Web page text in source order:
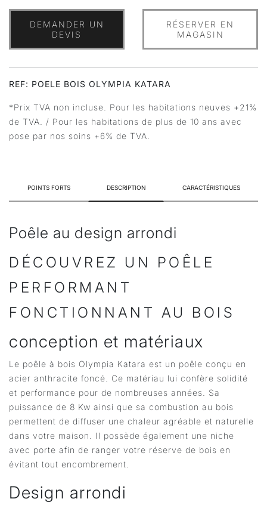
DEMANDER UN
DEVIS
RÉSERVER EN
MAGASIN
REF: POELE BOIS OLYMPIA KATARA
*Prix TVA non incluse. Pour les habitations neuves +21%
de TVA. / Pour les habitations de plus de 10 ans avec
pose par nos soins +6% de TVA.
POINTS FORTS DESCRIPTION CARACTÉRISTIQUES
Poêle au design arrondi
DÉCOUVREZ UN POÊLE
PERFORMANT
FONCTIONNANT AU BOIS
conception et matériaux
Le poêle à bois Olympia Katara est un poêle conçu en
acier anthracite foncé. Ce matériau lui confère solidité
et performance pour de nombreuses années. Sa
puissance de 8 Kw ainsi que sa combustion au bois
permettent de diffuser une chaleur agréable et naturelle
dans votre maison. Il possède également une niche
avec porte afin de ranger votre réserve de bois en
évitant tout encombrement.
Design arrondi